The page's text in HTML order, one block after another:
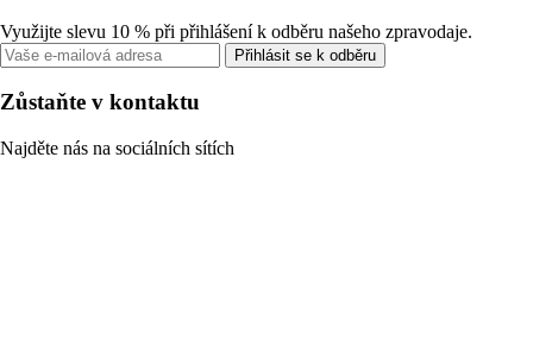
Využijte slevu 10 % při přihlášení k odběru našeho zpravodaje.
Přihlásit se k odběru
Zůstaňte v kontaktu
Najděte nás na sociálních sítích